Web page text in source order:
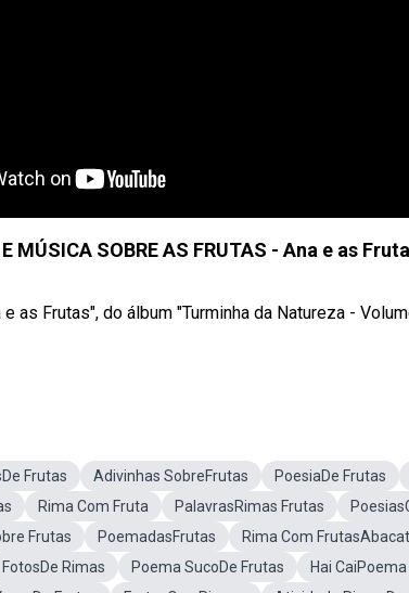
MÚSICA SOBRE AS FRUTAS - Ana e as
as Frutas", do álbum "Turminha da Natureza -
Frutas Adivinhas SobreFrutas PoesiaDe Frutas
Rima Com Fruta PalavrasRimas Frutas
Frutas PoemadasFrutas Rima Com
FotosDe Rimas Poema SucoDe Frutas Hai